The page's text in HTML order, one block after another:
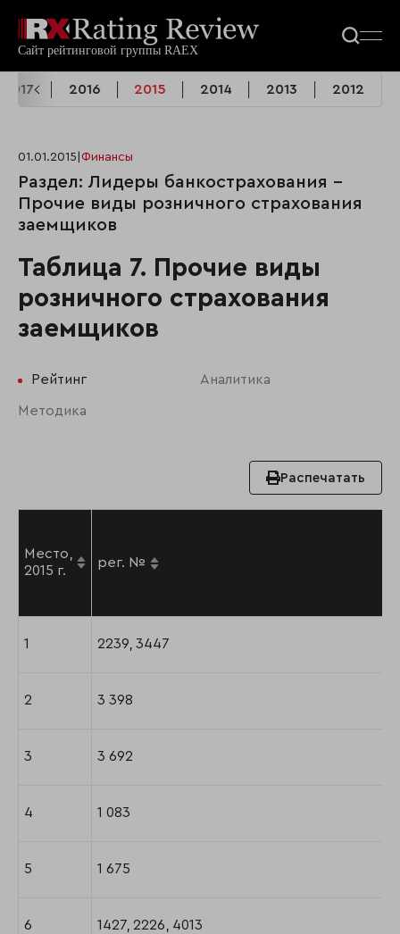
2017 2016 2015 2014 2013 2012
01.01.2015 Финансы
Раздел: Лидеры банкострахования -
Прочие виды розничного страхования
заемщиков
Таблица 7. Прочие виды
розничного страхования
заемщиков
Рейтинг Аналитика
Методика
Распечатать
Место,
2015 г.
рег. №
1 2239, 3447
2 3 398
3 3 692
4 1 083
5 1 675
6 1427, 2226, 4013